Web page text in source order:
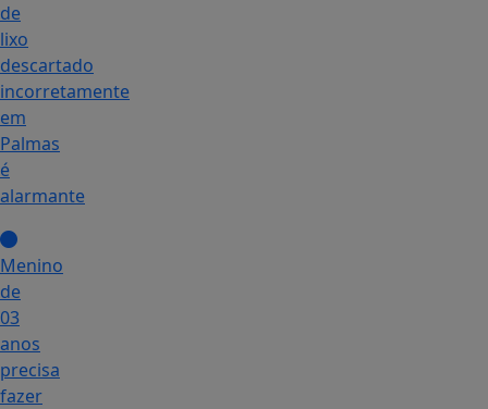
de
lixo
descartado
incorretamente
em
Palmas
é
alarmante
Menino
de
03
anos
precisa
fazer